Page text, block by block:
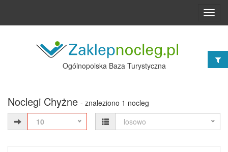
Ogólnopolska Baza Turystyczna
Noclegi Chyżne - znaleziono 1 nocleg
10
losowo